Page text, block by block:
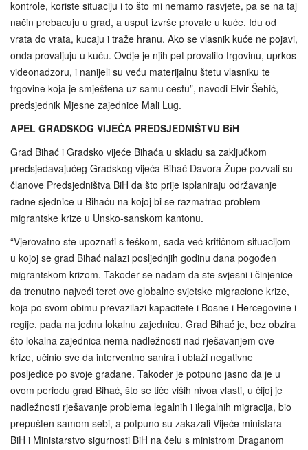
kontrole, koriste situaciju i to što mi nemamo rasvjete, pa se na taj
način prebacuju u grad, a usput izvrše provale u kuće. Idu od
vrata do vrata, kucaju i traže hranu. Ako se vlasnik kuće ne pojavi,
onda provaljuju u kuću. Ovdje je njih pet provalilo trgovinu, uprkos
videonadzoru, i nanijeli su veću materijalnu štetu vlasniku te
trgovine koja je smještena uz samu cestu”, navodi Elvir Šehić,
predsjednik Mjesne zajednice Mali Lug.
APEL GRADSKOG VIJEĆA PREDSJEDNIŠTVU BiH
Grad Bihać i Gradsko vijeće Bihaća u skladu sa zaključkom
predsjedavajućeg Gradskog vijeća Bihać Davora Župe pozvali su
članove Predsjedništva BiH da što prije isplaniraju održavanje
radne sjednice u Bihaću na kojoj bi se razmatrao problem
migrantske krize u Unsko-sanskom kantonu.
“Vjerovatno ste upoznati s teškom, sada već kritičnom situacijom
u kojoj se grad Bihać nalazi posljednjih godinu dana pogođen
migrantskom krizom. Također se nadam da ste svjesni i činjenice
da trenutno najveći teret ove globalne svjetske migracione krize,
koja po svom obimu prevazilazi kapacitete i Bosne i Hercegovine i
regije, pada na jednu lokalnu zajednicu. Grad Bihać je, bez obzira
što lokalna zajednica nema nadležnosti nad rješavanjem ove
krize, učinio sve da interventno sanira i ublaži negativne
posljedice po svoje građane. Također je potpuno jasno da je u
ovom periodu grad Bihać, što se tiče viših nivoa vlasti, u čijoj je
nadležnosti rješavanje problema legalnih i ilegalnih migracija, bio
prepušten samom sebi, a potpuno su zakazali Vijeće ministara
BiH i Ministarstvo sigurnosti BiH na čelu s ministrom Draganom